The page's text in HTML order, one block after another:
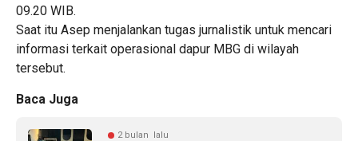
09.20 WIB.
Saat itu Asep menjalankan tugas jurnalistik untuk mencari
informasi terkait operasional dapur MBG di wilayah
tersebut.
Baca Juga
2 bulan lalu